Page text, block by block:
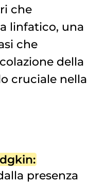
che
linfatico, una
che
della
cruciale nella
:
presenza